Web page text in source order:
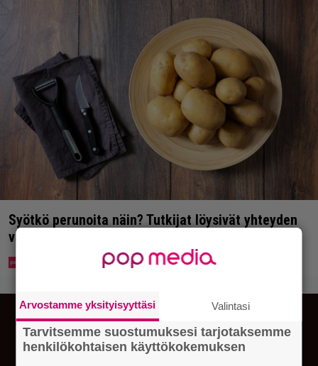
Syötkö perunoita näin? Tutkijat löysivät yhteyden
vakavaan kansansairauteen
Arvostamme yksityisyyttäsi Valintasi
Tarvitsemme suostumuksesi tarjotaksemme
henkilökohtaisen käyttökokemuksen